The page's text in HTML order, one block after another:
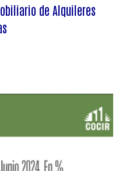
de Alquileres